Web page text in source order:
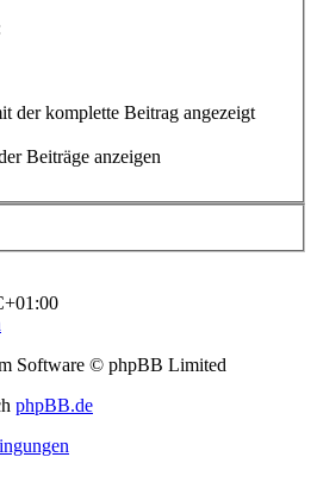
der komplette Beitrag angezeigt
Beiträge anzeigen
Software © phpBB Limited
phpBB.de